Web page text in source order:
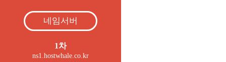
네임서버
1차
ns1.hostwhale.co.kr